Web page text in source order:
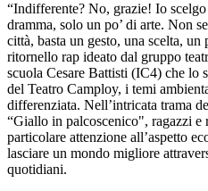
“Indifferente? No, grazie! Io
dramma, solo un po’ di arte. Non
città, basta un gesto, una scelta,
ritornello rap ideato dal gruppo
scuola Cesare Battisti (IC4) che lo
del Teatro Camploy, i temi
differenziata. Nell’intricata trama
“Giallo in palcoscenico", ragazzi e
particolare attenzione all’aspetto
lasciare un mondo migliore
quotidiani.